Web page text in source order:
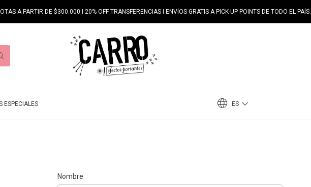
A PARTIR DE $300.000 I 20% OFF TRANSFERENCIAS I ENVÍOS GRATIS A PICK-UP POINTS DE TODO EL PAÍS.
ESPECIALES ES
Nombre